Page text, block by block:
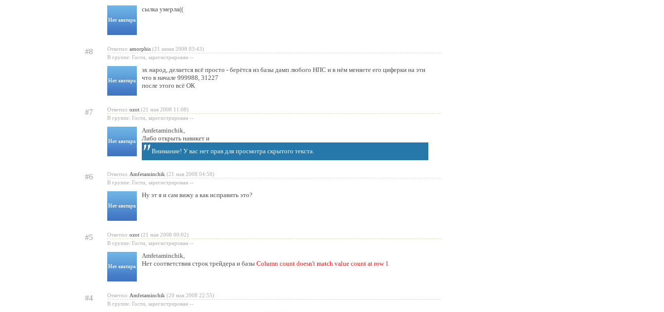
сылка умерла((
#8 Ответил: amorphis (21 июня 2008 03:43)
В группе: Гости, зарегистрирован --
эх народ, делается всё просто - берётся из базы дамп любого НПС и в нём меняете его циферки на эти
что в начале 999988, 31227
после этого всё ОК
#7 Ответил: ozot (21 мая 2008 11:08)
В группе: Гости, зарегистрирован --
Amfetaminchik,
Либо открыть навикет и
Внимание! У вас нет прав для просмотра скрытого текста.
#6 Ответил: Amfetaminchik (21 мая 2008 04:58)
В группе: Гости, зарегистрирован --
Ну эт я и сам вижу а как исправить это?
#5 Ответил: ozot (21 мая 2008 00:02)
В группе: Гости, зарегистрирован --
Amfetaminchik,
Нет соответствия строк трейдера и базы Column count doesn't match value count at row 1
#4 Ответил: Amfetaminchik (20 мая 2008 22:55)
В группе: Гости, зарегистрирован --